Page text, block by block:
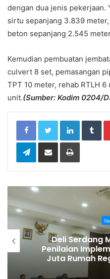
dengan dua jenis pekerjaan.
sirtu sepanjang 3.839
beton sepanjang 2.545
Kemudian pembuatan
culvert 8 set, pemasangan
TPT 10 meter, rehab RTLH
unit.(Sumber: Kodim 0204/
LinkedIn Tumblr
Telegram Print
Pemkab
Kemerdekaan,
81 Ajak